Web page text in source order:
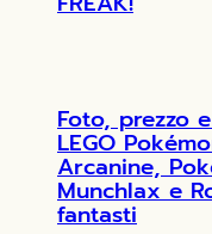
Foto, prezzo
LEGO
Arcanine,
Munchlax e
fantasti